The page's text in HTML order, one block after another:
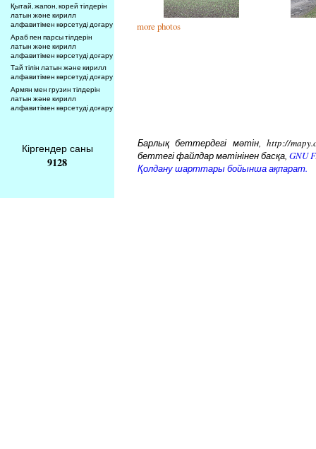
Қытай, жапон, корей тілдерін
латын және кирилл
алфавитімен көрсетуді доғару
Араб пен парсы тілдерін
латын және кирилл
алфавитімен көрсетуді доғару
Тай тілін латын және кирилл
алфавитімен көрсетуді доғару
Армян мен грузин тілдерін
латын және кирилл
алфавитімен көрсетуді доғару
more photos
Кіргендер саны
9128
Барлық беттердегі мәтін, http://
беттегі файлдар мәтінінен басқа, GNU
Қолдану шарттары бойынша ақпарат.